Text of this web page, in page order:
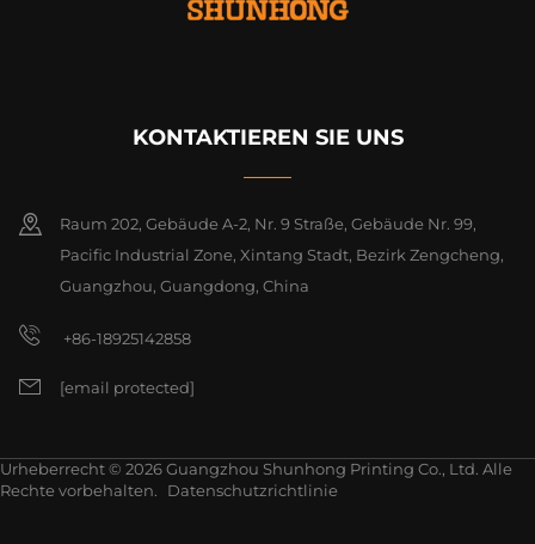
KONTAKTIEREN SIE UNS
Raum 202, Gebäude A-2, Nr. 9 Straße, Gebäude Nr. 99,
Pacific Industrial Zone, Xintang Stadt, Bezirk Zengcheng,
Guangzhou, Guangdong, China
+86-18925142858
[email protected]
Urheberrecht © 2026 Guangzhou Shunhong Printing Co., Ltd. Alle
Rechte vorbehalten.
Datenschutzrichtlinie